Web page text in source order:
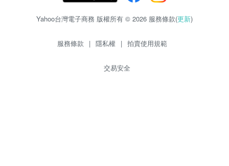
Yahoo台灣電子商務 版權所有 © 2026 服務條款(更新)
服務條款 | 隱私權 | 拍賣使用規範
交易安全